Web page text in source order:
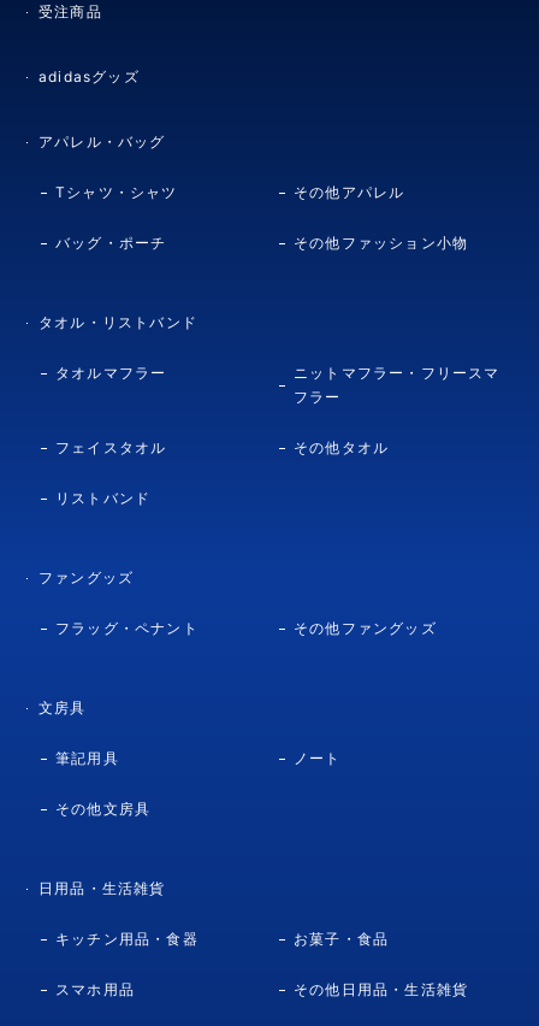
受注商品
adidasグッズ
アパレル・バッグ
Tシャツ・シャツ その他アパレル
バッグ・ポーチ その他ファッション小物
タオル・リストバンド
タオルマフラー
ニットマフラー・フリースマ
フラー
フェイスタオル その他タオル
リストバンド
ファングッズ
フラッグ・ペナント その他ファングッズ
文房具
筆記用具 ノート
その他文房具
日用品・生活雑貨
キッチン用品・食器 お菓子・食品
スマホ用品 その他日用品・生活雑貨